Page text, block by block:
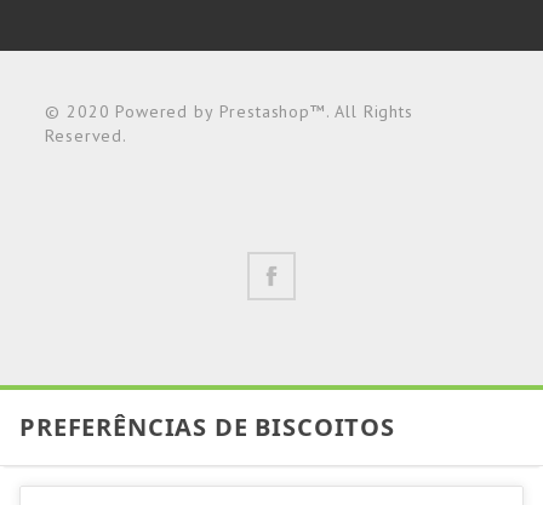
© 2020 Powered by Prestashop™. All Rights
Reserved.
PREFERÊNCIAS DE BISCOITOS